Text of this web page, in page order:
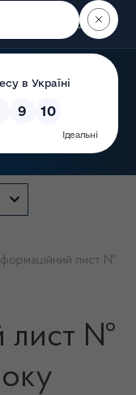
Пошук
лист №
лист №